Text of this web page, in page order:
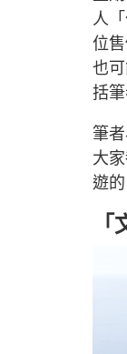
人
位
也
括
筆
大
遊